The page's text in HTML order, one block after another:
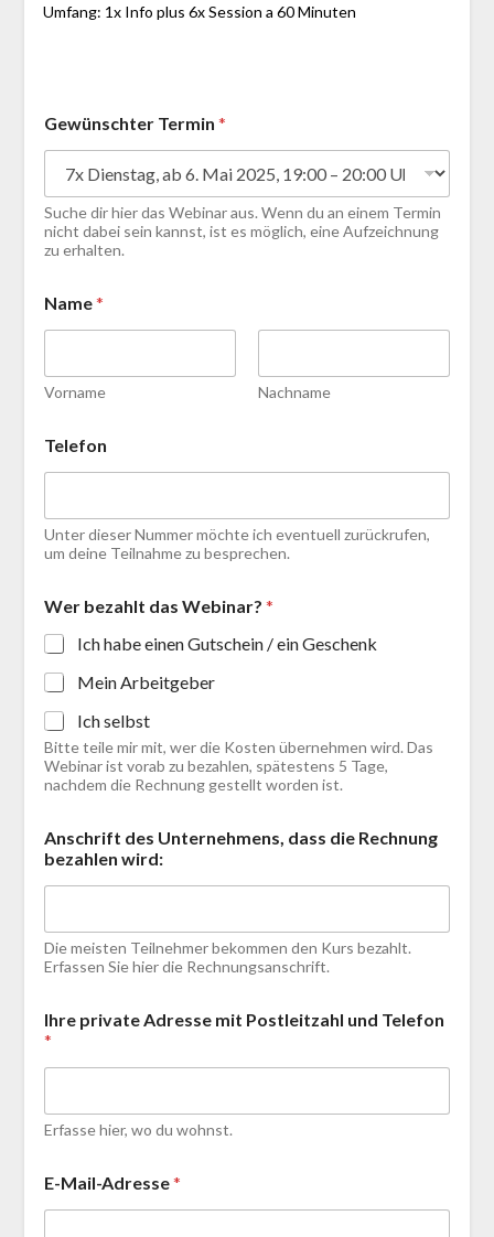
Umfang: 1x Info plus 6x Session a 60 Minuten
Gewünschter Termin *
Suche dir hier das Webinar aus. Wenn du an einem Termin
nicht dabei sein kannst, ist es möglich, eine Aufzeichnung
zu erhalten.
Name*
Vorname Nachname
Telefon
Unter dieser Nummer möchte ich eventuell zurückrufen,
um deine Teilnahme zu besprechen.
Wer bezahlt das Webinar? *
Ich habe einen Gutschein / ein Geschenk
Mein Arbeitgeber
Ich selbst
Bitte teile mir mit, wer die Kosten übernehmen wird. Das
Webinar ist vorab zu bezahlen, spätestens 5 Tage,
nachdem die Rechnung gestellt worden ist.
Anschrift des Unternehmens, dass die Rechnung
bezahlen wird:
Die meisten Teilnehmer bekommen den Kurs bezahlt.
Erfassen Sie hier die Rechnungsanschrift.
Ihre private Adresse mit Postleitzahl und Telefon
*
Erfasse hier, wo du wohnst.
E-Mail-Adresse*